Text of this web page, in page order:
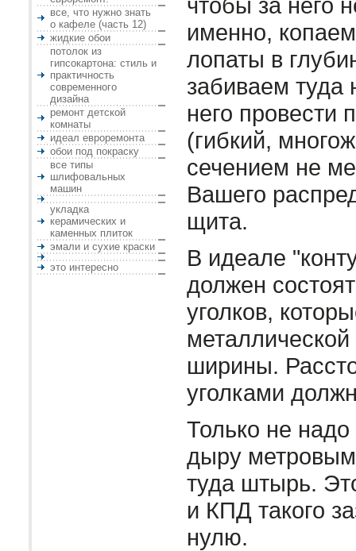
все, что нужно знать
о кафеле (часть 12)
жидкие обои
потолок из
гипсокартона: стиль и
практичность
современного
дизайна
ремонт детской
комнаты
идеал евроремонта
обои под покраску
все типы
шлифовальных
машин
укладка
керамических и
каменных плиток
эмали и сухие краски
это интересно
именно,
лопаты в
забиваем туда
него провести
(гибкий,
сечением не
Вашего
щита.
В идеале
должен
уголков,
ширины.
уголками
Только не
дыру
туда штырь.
и КПД такого
нулю.